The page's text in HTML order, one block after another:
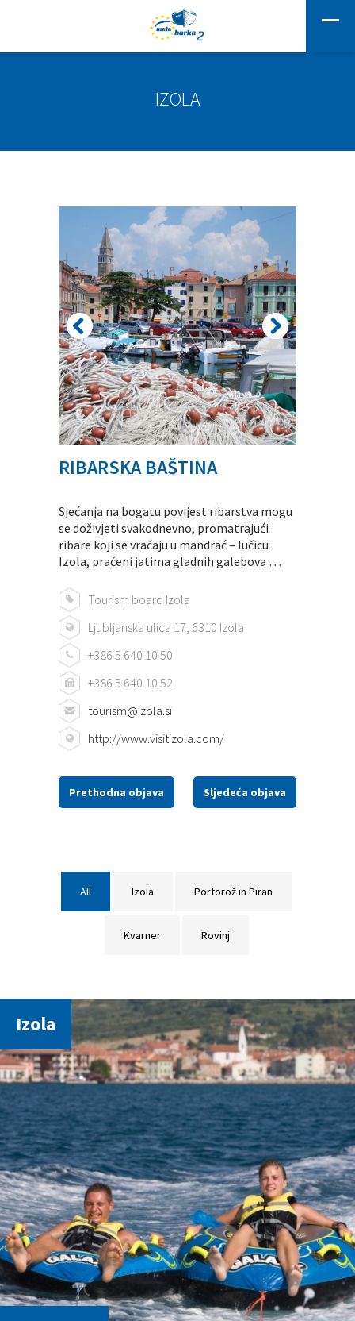
IZOLA
RIBARSKA BAŠTINA
Sjećanja na bogatu povijest ribarstva mogu
se doživjeti svakodnevno, promatrajući
ribare koji se vraćaju u mandrać – lučicu
Izola, praćeni jatima gladnih galebova …
Tourism board Izola
Ljubljanska ulica 17, 6310 Izola
+386 5 640 10 50
+386 5 640 10 52
tourism@izola.si
http://www.visitizola.com/
Prethodna objava Sljedeća objava
All Izola Portorož in Piran
Kvarner Rovinj
Izola